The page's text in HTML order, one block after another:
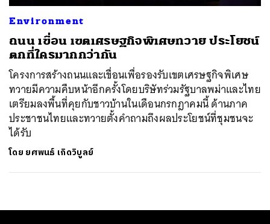
Environment
ถนน เขื่อน เขตเศรษฐกิจพิเศษทวาย ประโยชน์
ตกที่ใครมากกว่ากัน
โครงการสร้างถนนและเขื่อนเพื่อรองรับเขตเศรษฐกิจพิเศษ
ทวายมีความคืบหน้าอีกครั้ง​โดยบริษัทร่วมรัฐบาลพม่าและไทย
เตรียมลงพื้นที่คุยกับชาวบ้านในเดือนกรกฎาคมนี้ ด้านภาค
ประชาชนไทยและทวายตั้งคำถามถึงผลประโยชน์ที่ชุมชนจะ
ได้รับ
โดย ยศพนธ์ เกิดวิบูลย์
SHARE TWEET LINE EMAIL